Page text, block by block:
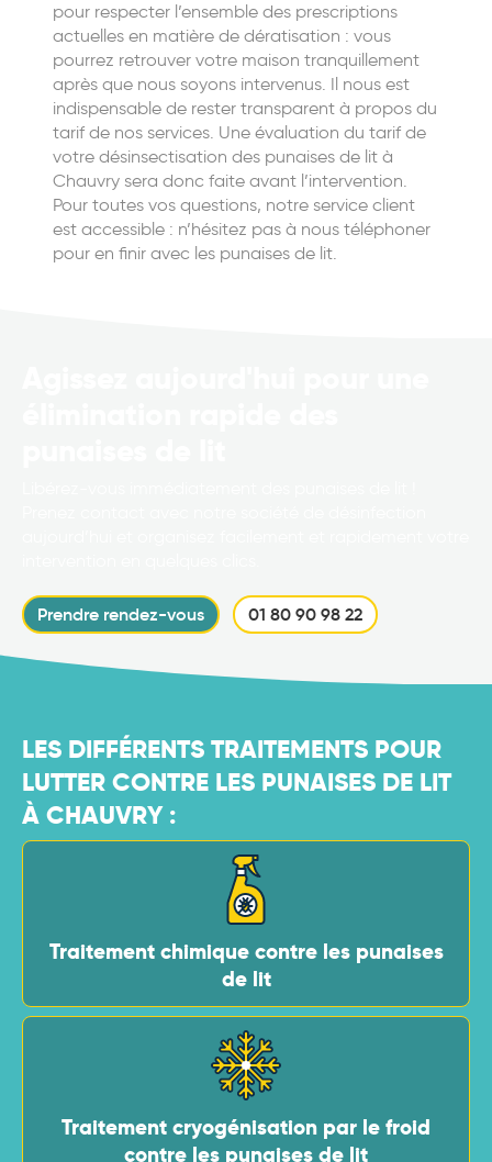
pour respecter l’ensemble des prescriptions
actuelles en matière de dératisation : vous
pourrez retrouver votre maison tranquillement
après que nous soyons intervenus. Il nous est
indispensable de rester transparent à propos du
tarif de nos services. Une évaluation du tarif de
votre désinsectisation des punaises de lit à
Chauvry sera donc faite avant l’intervention.
Pour toutes vos questions, notre service client
est accessible : n’hésitez pas à nous téléphoner
pour en finir avec les punaises de lit.
Prendre rendez-vous 01 80 90 98 22
LES DIFFÉRENTS TRAITEMENTS POUR
LUTTER CONTRE LES PUNAISES DE LIT
À CHAUVRY :
Traitement chimique contre les punaises
de lit
Traitement cryogénisation par le froid
contre les punaises de lit